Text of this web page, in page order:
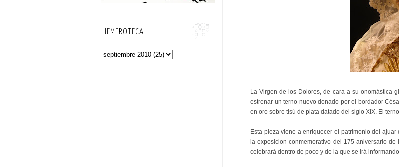
La Virgen de los Dolores, de cara a su onomástica
estrenar un terno nuevo donado por el bordador
en oro sobre tisú de plata datado del siglo XIX. El
Esta pieza viene a enriquecer el patrimonio del
la exposicion conmemorativo del 175 aniversario
celebrará dentro de poco y de la que se irá
HEMEROTECA